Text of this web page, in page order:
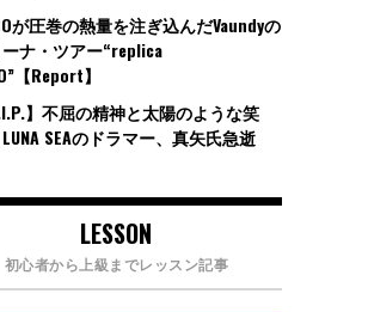
が圧巻の熱量を注ぎ込んだVaundyの
ナ・ツアー“replica
【Report】
】不屈の精神と太陽のような笑
SEAのドラマー、真矢氏急逝
LESSON
初心者から上級までレッスン記事